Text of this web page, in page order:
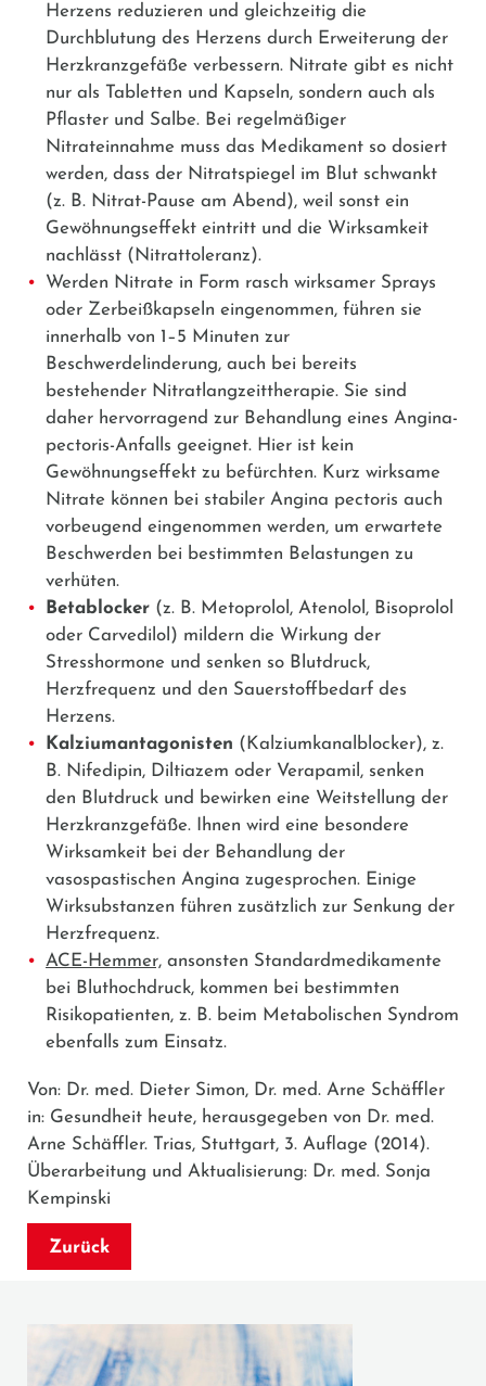
Herzens reduzieren und gleichzeitig die
Durchblutung des Herzens durch Erweiterung der
Herzkranzgefäße verbessern. Nitrate gibt es nicht
nur als Tabletten und Kapseln, sondern auch als
Pflaster und Salbe. Bei regelmäßiger
Nitrateinnahme muss das Medikament so dosiert
werden, dass der Nitratspiegel im Blut schwankt
(z. B. Nitrat-Pause am Abend), weil sonst ein
Gewöhnungseffekt eintritt und die Wirksamkeit
nachlässt (Nitrattoleranz).
Werden Nitrate in Form rasch wirksamer Sprays
oder Zerbeißkapseln eingenommen, führen sie
innerhalb von 1–5 Minuten zur
Beschwerdelinderung, auch bei bereits
bestehender Nitratlangzeittherapie. Sie sind
daher hervorragend zur Behandlung eines Angina-
pectoris-Anfalls geeignet. Hier ist kein
Gewöhnungseffekt zu befürchten. Kurz wirksame
Nitrate können bei stabiler Angina pectoris auch
vorbeugend eingenommen werden, um erwartete
Beschwerden bei bestimmten Belastungen zu
verhüten.
Betablocker (z. B. Metoprolol , Atenolol , Bisoprolol
oder Carvedilol ) mildern die Wirkung der
Stresshormone und senken so Blutdruck,
Herzfrequenz und den Sauerstoffbedarf des
Herzens.
Kalziumantagonisten (Kalziumkanalblocker), z.
B. Nifedipin, Diltiazem oder Verapamil , senken
den Blutdruck und bewirken eine Weitstellung der
Herzkranzgefäße. Ihnen wird eine besondere
Wirksamkeit bei der Behandlung der
vasospastischen Angina zugesprochen. Einige
Wirksubstanzen führen zusätzlich zur Senkung der
Herzfrequenz.
ACE-Hemmer, ansonsten Standardmedikamente
bei Bluthochdruck, kommen bei bestimmten
Risikopatienten, z. B. beim Metabolischen Syndrom
ebenfalls zum Einsatz.
Von: Dr. med. Dieter Simon, Dr. med. Arne Schäffler
in: Gesundheit heute, herausgegeben von Dr. med.
Arne Schäffler. Trias, Stuttgart, 3. Auflage (2014).
Überarbeitung und Aktualisierung: Dr. med. Sonja
Kempinski
Zurück